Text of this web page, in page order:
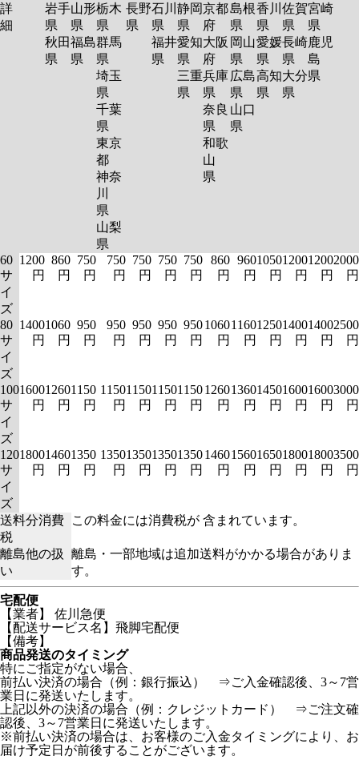
詳
細
岩手
県
秋田
県
山形
県
福島
県
栃木
県
群馬
県
埼玉
県
千葉
県
東京
都
神奈
川
県
山梨
県
長野
県
石川
県
福井
県
静岡
県
愛知
県
三重
県
京都
府
大阪
府
兵庫
県
奈良
県
和歌
山
県
島根
県
岡山
県
広島
県
山口
県
香川
県
愛媛
県
高知
県
佐賀
県
長崎
県
大分
県
宮崎
県
鹿児
島
県
60
サ
イ
ズ
1200
円
860
円
750
円
750
円
750
円
750
円
750
円
860
円
960
円
1050
円
1200
円
1200
円
2000
円
80
サ
イ
ズ
1400
円
1060
円
950
円
950
円
950
円
950
円
950
円
1060
円
1160
円
1250
円
1400
円
1400
円
2500
円
100
サ
イ
ズ
1600
円
1260
円
1150
円
1150
円
1150
円
1150
円
1150
円
1260
円
1360
円
1450
円
1600
円
1600
円
3000
円
120
サ
イ
ズ
1800
円
1460
円
1350
円
1350
円
1350
円
1350
円
1350
円
1460
円
1560
円
1650
円
1800
円
1800
円
3500
円
送料分消費
税
この料金には消費税が 含まれています。
離島他の扱
い
離島・一部地域は追加送料がかかる場合がありま
す。
宅配便
【業者】 佐川急便
【配送サービス名】飛脚宅配便
【備考】
商品発送のタイミング
特にご指定がない場合、
前払い決済の場合（例：銀行振込） ⇒ご入金確認後、3～7営
業日に発送いたします。
上記以外の決済の場合（例：クレジットカード） ⇒ご注文確
認後、3～7営業日に発送いたします。
※前払い決済の場合は、お客様のご入金タイミングにより、お
届け予定日が前後することがございます。